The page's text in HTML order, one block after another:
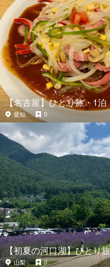
【名古屋】ひとり旅・1泊
愛知 0
【初夏の河口湖】ひとり
山梨 0